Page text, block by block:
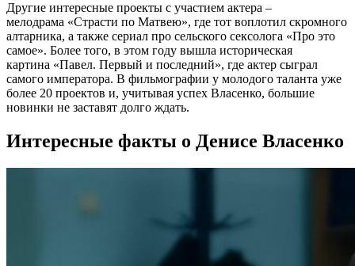
Другие интересные проекты с участием актера –
мелодрама «Страсти по Матвею», где тот воплотил скромного
алтарника, а также сериал про сельского сексолога «Про это
самое». Более того, в этом году вышла историческая
картина «Павел. Первый и последний», где актер сыграл
самого императора. В фильмографии у молодого таланта уже
более 20 проектов и, учитывая успех Власенко, большие
новинки не заставят долго ждать.
Интересные факты о Денисе Власенко